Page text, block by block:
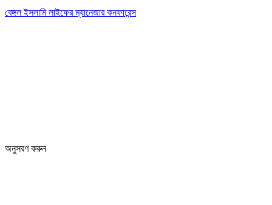
বেঙ্গল ইসলামি লাইফের ম্যানেজার কনফারেন্স
অনুসরণ করুন